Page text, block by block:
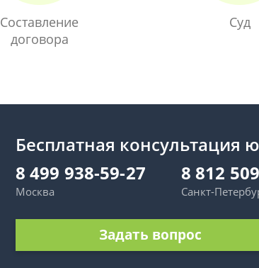
Составление
договора
Суд
Бесплатная консультация
8 499 938-59-27
Москва
8 812
Санкт-
Задать вопрос